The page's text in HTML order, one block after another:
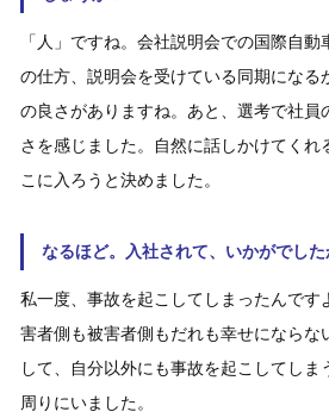
「人」ですね。会社説明会での国際自
の仕方、説明会を受けている同期になる
の良さがありますね。あと、選考で社員
さを感じました。自然に話しかけてくれ
こに入ろうと決めました。
なるほど。入社されて、いかがでした
私一度、事故を起こしてしまったんです
害者側も被害者側もだれも幸せにならな
して、自分以外にも事故を起こしてしま
周りにいました。